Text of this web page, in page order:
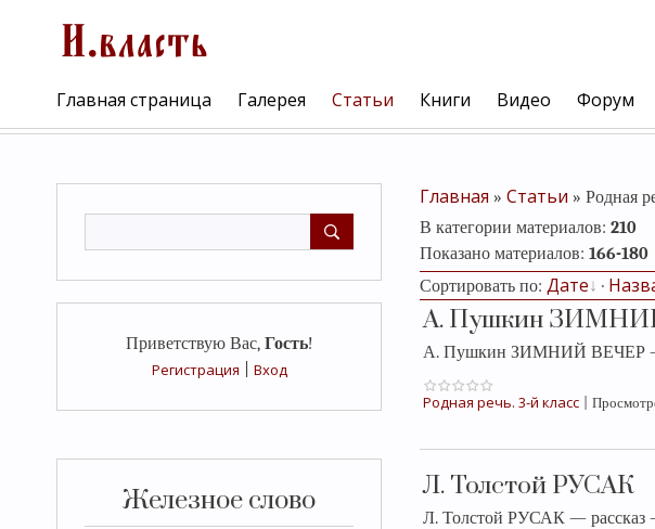
Главная страница Галерея Статьи Книги Видео Форум
Приветствую Вас, Гость!
Регистрация
Вход
Железное слово
Главная » Статьи » Родная
В категории материалов: 210
Показано материалов: 166-180
Сортировать по: Дате ·
А. Пушкин
А. Пушкин ЗИМНИЙ ВЕЧЕР —
Родная речь. 3-й класс
Л. Толстой РУСАК
Л. Толстой РУСАК — рассказ